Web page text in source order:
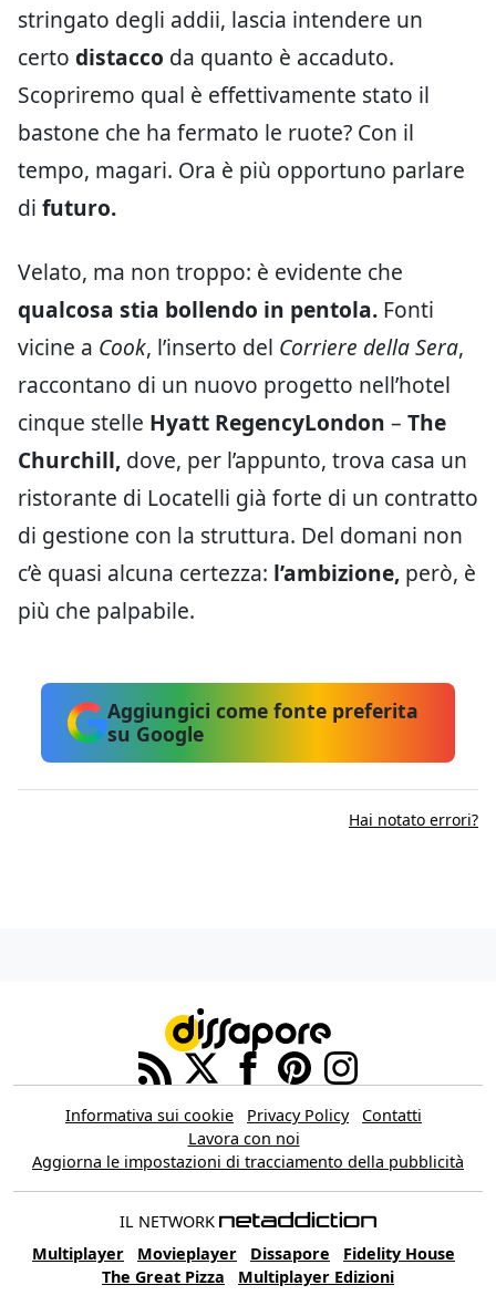
stringato degli addii, lascia intendere un
certo distacco da quanto è accaduto.
Scopriremo qual è effettivamente stato il
bastone che ha fermato le ruote? Con il
tempo, magari. Ora è più opportuno parlare
di futuro.
Velato, ma non troppo: è evidente che
qualcosa stia bollendo in pentola. Fonti
vicine a Cook, l’inserto del Corriere della Sera,
raccontano di un nuovo progetto nell’hotel
cinque stelle Hyatt RegencyLondon – The
Churchill, dove, per l’appunto, trova casa un
ristorante di Locatelli già forte di un contratto
di gestione con la struttura. Del domani non
c’è quasi alcuna certezza: l’ambizione, però, è
più che palpabile.
Aggiungici come fonte preferita
su Google
Hai notato errori?
Informativa sui cookie Privacy Policy
Contatti
Lavora con noi
Aggiorna le impostazioni di tracciamento della pubblicità
IL NETWORK
Multiplayer
Movieplayer Dissapore
Fidelity House
The Great Pizza
Multiplayer Edizioni